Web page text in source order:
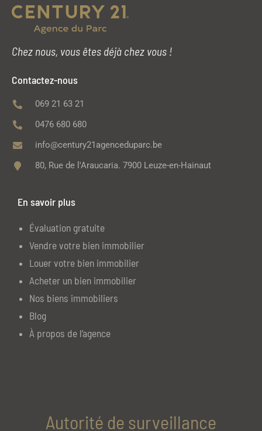
Chez nous, vous êtes déjà chez vous !
Contactez-nous
069 21 63 21
0476 680 680
info@century21agenceduparc.be
80, Rue de l'Araucaria. 7900 Leuze-en-Hainaut
En savoir plus
Évaluation gratuite
Vendre votre bien immobilier
Louer votre bien immobilier
Acheter un bien immobilier
Nos biens immobiliers
Blog
À propos de l’agence
Autorité de surveillance